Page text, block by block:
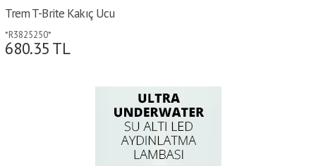
Trem T-Brite Kakıç Ucu
*R3825250*
680.35 TL